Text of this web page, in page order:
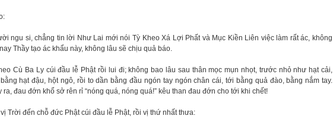
ngu si, chẳng tin lời Như Lai mới nói Tỳ Kheo Xá Lợi Phất và Mục Kiền Liên việc làm rất ác, không
Thầy tạo ác khẩu này, không lâu sẽ chịu quả báo.
Cù Ba Ly cúi đầu lễ Phật rồi lui đi; không bao lâu sau thân mọc mụn nhọt, trước nhỏ như hạt cải,
hạt đậu, hột ngô, rồi to dần bằng đầu ngón tay ngón chân cái, tới bằng quả đào, bằng nắm tay.
ra, đau đớn khổ sở rên rỉ “nóng quá, nóng quá!” kêu than đau đớn cho tới khi chết!
Trời đến chỗ đức Phật cúi đầu lễ Phật, rồi vị thứ nhất thưa: